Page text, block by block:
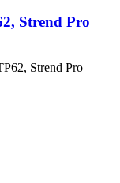
Strend Pro
Strend Pro